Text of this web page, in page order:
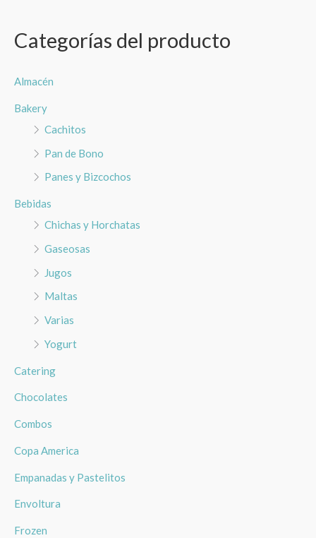
c
r
p
Categorías del producto
Almacén
Bakery
Cachitos
Pan de Bono
Panes y Bizcochos
Bebidas
Chichas y Horchatas
Gaseosas
Jugos
Maltas
Varias
Yogurt
Catering
Chocolates
Combos
Copa America
Empanadas y Pastelitos
Envoltura
Frozen